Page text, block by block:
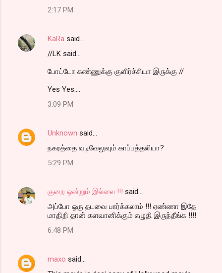
2:17 PM
KaRa said…
//LK said...
போட்டோ கண்ணுக்கு குளிர்ச்சியா இருக்கு //
Yes Yes....
3:09 PM
Unknown said…
நகரத்தை வடிவேலுவும் காப்பத்தலியா?
5:29 PM
குறை ஒன்றும் இல்லை !!! said…
அப்போ ஒரு தடவை பார்க்கலாம் !!! ஏண்ணா இதே
மாதிறி தான் களவானிக்கும் எழுதி இருந்தீங்க !!!!
6:48 PM
maxo said…